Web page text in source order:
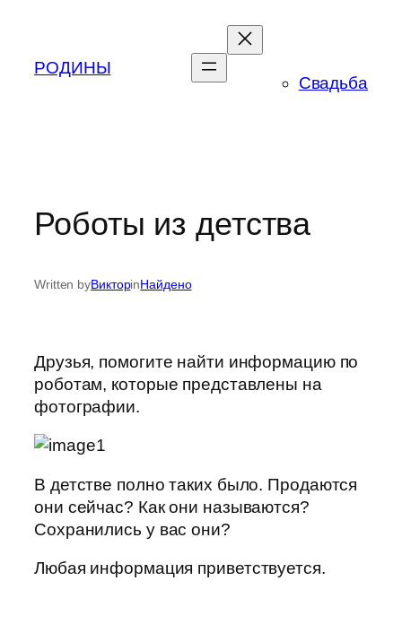
content
РОДИНЫ
Свадьба
Роботы из детства
Written byВикторinНайдено
Друзья, помогите найти информацию по
роботам, которые представлены на
фотографии.
В детстве полно таких было. Продаются
они сейчас? Как они называются?
Сохранились у вас они?
Любая информация приветствуется.